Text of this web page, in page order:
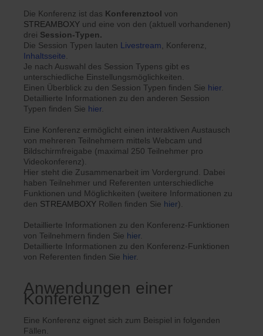
Die Konferenz ist das Konferenztool von
STREAMBOXY und eine von den (aktuell vorhandenen)
drei Session-Typen.
Die Session Typen lauten Livestream , Konferenz,
Inhaltsseite
Je nach Auswahl des Session Typens gibt es
unterschiedliche Einstellungsmöglichkeiten.
Einen Überblick zu den Session Typen finden Sie hier
Detaillierte Informationen zu den anderen Session
Typen finden Sie hier
Eine Konferenz ermöglicht einen interaktiven Austausch
von mehreren Teilnehmern mittels Webcam und
Bildschirmfreigabe (maximal 250 Teilnehmer pro
Videokonferenz).
Hier steht die Zusammenarbeit im Vordergrund. Dabei
haben Teilnehmer und Referenten unterschiedliche
Funktionen und Möglichkeiten (weitere Informationen zu
den STREAMBOXY Rollen finden Sie hier).
Detaillierte Informationen zu den Konferenz-Funktionen
von Teilnehmern finden Sie hier
Detaillierte Informationen zu den Konferenz-Funktionen
von Referenten finden Sie hier
Anwendungen einer
Konferenz
Eine Konferenz eignet sich zum Beispiel in folgenden
Fällen.